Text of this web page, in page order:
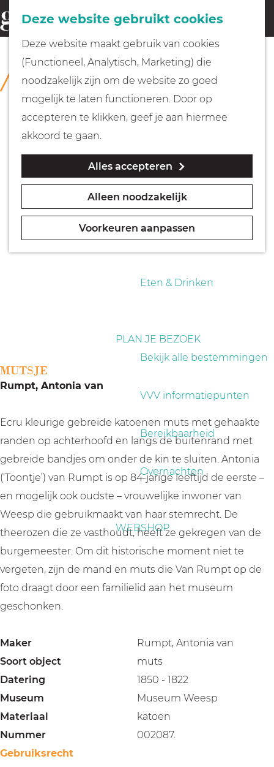
Deze website gebruikt cookies
Deze website maakt gebruik van cookies
(Functioneel, Analytisch, Marketing) die
noodzakelijk zijn om de website zo goed
mogelijk te laten functioneren. Door op
accepteren te klikken, geef je aan hiermee
akkoord te gaan.
Alles accepteren
Alleen noodzakelijk
Voorkeuren aanpassen
G
a
Fietsen
Wandelen
Geocachen
Naar het museum
Eten & Drinken
PLAN JE BEZOEK
Bekijk alle bestemmingen
VVV informatiepunten
Bereikbaarheid
Overnachten
WEBSHOP
o
e
k
e
n
COLLECTIE
Museum Weesp
MUTSJE
Rumpt, Antonia van
Ecru kleurige gebreide katoenen muts met gehaakte
randen op achterhoofd en langs de buitenrand met
gebreide bandjes om onder de kin te sluiten. Antonia
(‘Toontje’) van Rumpt is op 84-jarige leeftijd de eerste –
en mogelijk ook oudste – vrouwelijke inwoner van
Weesp die gebruikmaakt van haar stemrecht. De
theerozen die ze vasthoudt, heeft ze gekregen van de
burgemeester. Om dit historische moment niet te
vergeten, zijn de mand en muts die Van Rumpt op de
foto draagt door een familielid aan het museum
geschonken.
Maker
Rumpt, Antonia van
Soort object
muts
Datering
1850 - 1822
Museum
Museum Weesp
Materiaal
katoen
Nummer
002087.
Gebruiksrecht